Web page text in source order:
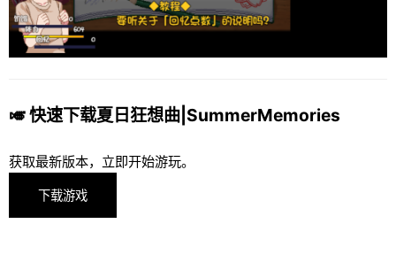
🎺 快速下载夏日狂想曲|SummerMemories
获取最新版本，立即开始游玩。
下载游戏